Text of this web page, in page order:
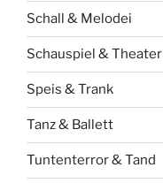
Schall & Melodei
Schauspiel & Theater
Speis & Trank
Tanz & Ballett
Tuntenterror & Tand